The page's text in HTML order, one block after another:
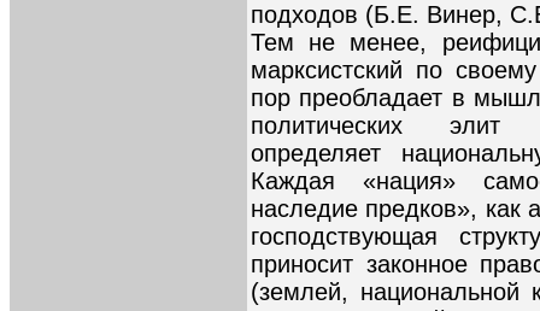
подходов (Б.Е. Винер,
Тем не менее,
марксистский по
пор преобладает в
политических элит
определяет
Каждая «нация»
наследие предков»,
господствующая
приносит законное
(землей, национальной